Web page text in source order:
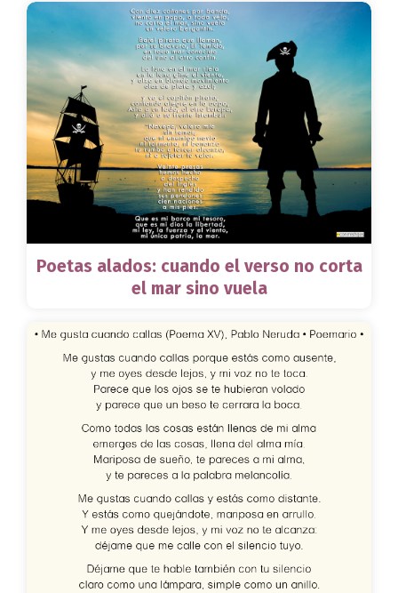
Poetas alados: cuando el verso no corta
el mar sino vuela